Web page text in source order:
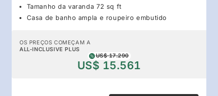
Tamanho da varanda 72 sq ft
Casa de banho ampla e roupeiro embutido
OS PREÇOS COMEÇAM A
ALL-INCLUSIVE PLUS
US$ 17.290
US$ 15.561